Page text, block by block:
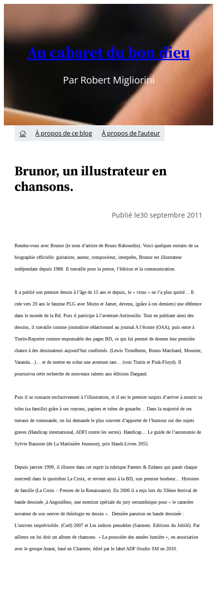
contenu
Au cabaret du bon dieu
Par Robert Migliorini
 À propos de ce blog À propos de l’auteur
Brunor, un illustrateur en
chansons.
Publié le30 septembre 2011
Rendez-vous avec Brunor (le nom d’artiste de Bruno Rabourdin). Voici quelques extraits de sa
biographie officielle: guitariste, auteur, compositeur, interprète, Brunor est illustrateur
indépendant depuis 1988. Il travaille pour la presse, l’édition et la communication.
Il a publié son premier dessin à l’âge de 15 ans et depuis, le « virus » ne l’a plus quitté… Il
crée vers 20 ans le fanzine PLG avec Morin et Jamet, devenu, (grâce à ces derniers) une référence
dans le monde de la Bd. Puis il participe à l’aventure Antirouille. Tout en publiant ainsi des
dessins, il travaille comme journaliste rédactionnel au journal A l’écoute (OAA), puis entre à
Tintin-Reporter comme responsable des pages BD, ce qui lui permet de donner leur première
chance à des dessinateurs aujourd’hui confirmés. (Lewis Trondheim, Bruno Marchand, Mounier,
Varanda…)… et de mettre en scène une aventure rare… (voir Tintin et Pink-Floyd). Il
poursuivra cette recherche de nouveaux talents aux éditions Dargaud.
Puis il se consacre exclusivement à l’illustration, et il est le premier surpris d’arriver à nourrir sa
tribu (sa famille) grâce à ses crayons, papiers et tubes de gouache… Dans la majorité de ses
travaux de commande, on lui demande le plus souvent d’apporter de l’humour sur des sujets
graves (Handicap international, ADFI contre les sectes). Handicap… Le guide de l’autonomie de
Sylvie Baussier (de La Martinière Jeunesse), prix Handi-Livres 2055.
Depuis janvier 1999, il illustre dans cet esprit la rubrique Parents & Enfants qui parait chaque
mercredi dans le quotidien La Croix, et revient ainsi à la BD, son premier bonheur… Histoires
de famille (La Croix – Presses de la Renaissance). En 2006 il a reçu lors du 33ème festival de
bande dessinée ,à Angoulême, une mention spéciale du jury oecuménique pour « le caractère
novateur de son oeuvre de théologie en dessin ». Dernière parution en bande dessinée :
L’univers imprévisible. (Cerf) 2007 et Les indices pensables (Sarment. Editions du Jubilé). Par
ailleurs on lui doit un album de chansons « La poussière des années lumière », en association
avec le groupe Ararat, basé en Charente, édité par le label ADF-Studio SM en 2010.